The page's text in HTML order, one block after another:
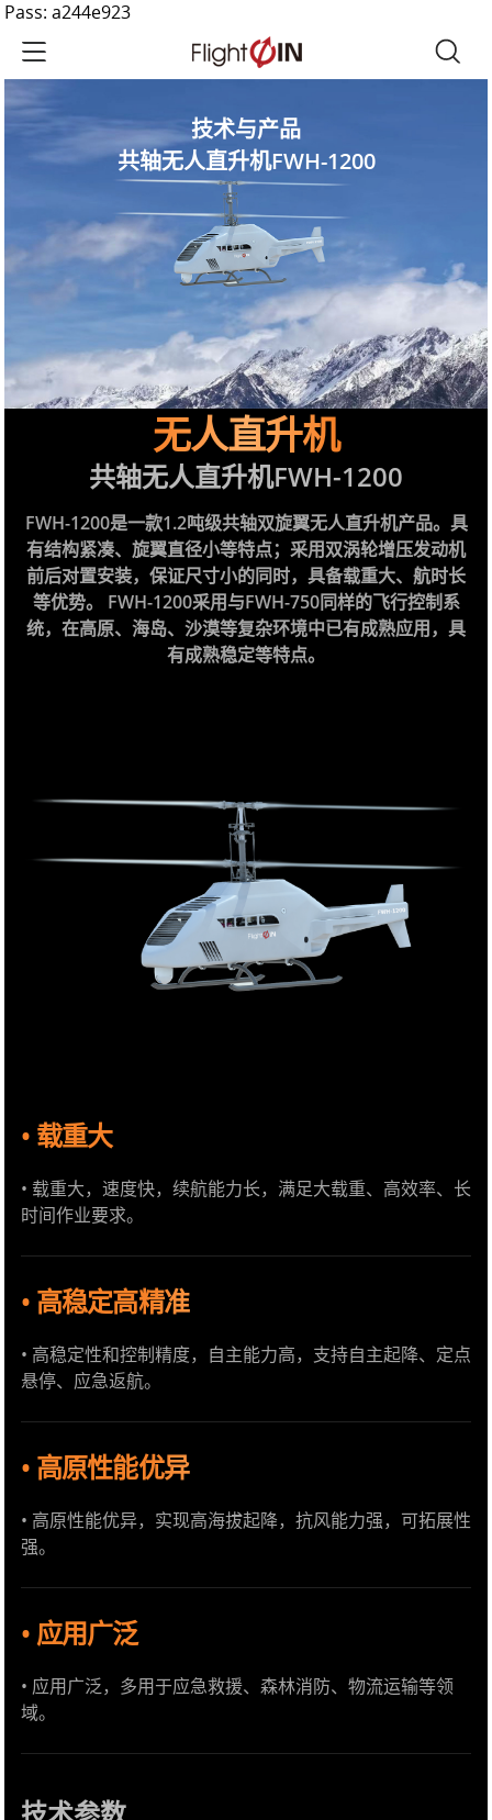
Pass: a244e923
技术与产品
共轴无人直升机FWH-1200
无人直升机
共轴无人直升机FWH-1200
FWH-1200是一款1.2吨级共轴双旋翼无人直升机产品。具
有结构紧凑、旋翼直径小等特点；采用双涡轮增压发动机
前后对置安装，保证尺寸小的同时，具备载重大、航时长
等优势。 FWH-1200采用与FWH-750同样的飞行控制系
统，在高原、海岛、沙漠等复杂环境中已有成熟应用，具
有成熟稳定等特点。
• 载重大
• 载重大，速度快，续航能力长，满足大载重、高效率、长
时间作业要求。
• 高稳定高精准
• 高稳定性和控制精度，自主能力高，支持自主起降、定点
悬停、应急返航。
• 高原性能优异
• 高原性能优异，实现高海拔起降，抗风能力强，可拓展性
强。
• 应用广泛
• 应用广泛，多用于应急救援、森林消防、物流运输等领
域。